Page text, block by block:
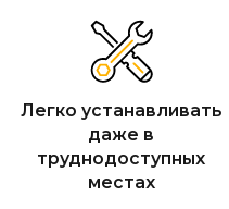
Легко устанавливать
даже в
труднодоступных
местах